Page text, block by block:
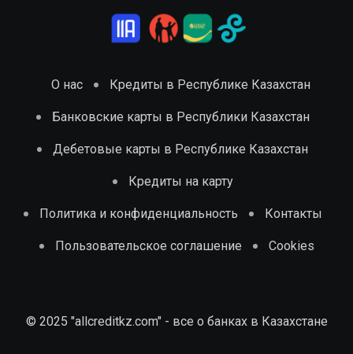
О нас Кредиты в Республике Казахстан
Банковские карты в Республики Казахстан
Дебетовые карты в Республике Казахстан
Кредиты на карту
Политика и конфиденциальность Контакты
Пользовательское соглашение Cookies
© 2025 "allcreditkz.com" - все о банках в Казахстане